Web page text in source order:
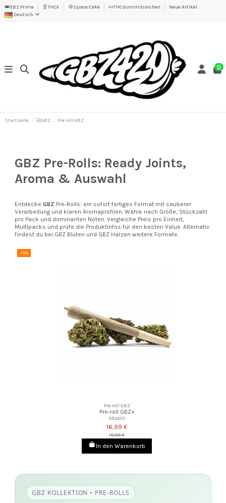
👑GBZ Prime 🧬THCX 🍪Space Cake 🍬THC Gummibärchen
Neue Artikel
Deutsch
0
Startseite 🚀GBZ Pre roll GBZ
GBZ Pre-Rolls: Ready Joints,
Aroma & Auswahl
Entdecke GBZ Pre-Rolls: ein sofort fertiges Format mit sauberer
Verarbeitung und klaren Aromaprofilen. Wähle nach Größe, Stückzahl
pro Pack und dominanten Noten. Vergleiche Preis pro Einheit,
Multipacks und prüfe die Produktinfos für den besten Value. Alternativ
findest du bei GBZ Blüten und GBZ Harzen weitere Formate.
-15%
Pre roll GBZ
Pre-roll GBZ+
Gbz420
16,99 €
19,99 €
In den Warenkorb
GBZ KOLLEKTION • PRE-ROLLS